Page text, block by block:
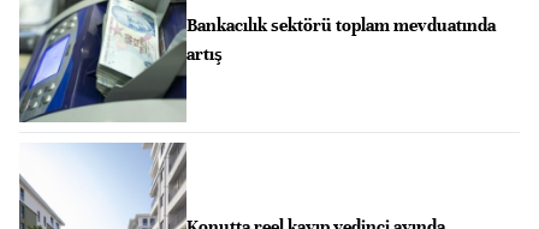
Bankacılık sektörü toplam mevduatında
artış